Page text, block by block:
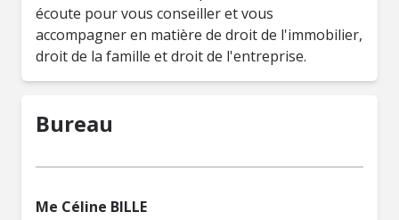
écoute pour vous conseiller et vous
accompagner en matière de droit de l'immobilier,
droit de la famille et droit de l'entreprise.
Bureau
Me Céline BILLE